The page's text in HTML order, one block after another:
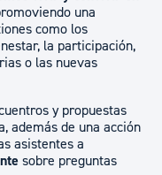
una
como los
la participación,
o las nuevas
y propuestas
además de una acción
asistentes a
sobre preguntas